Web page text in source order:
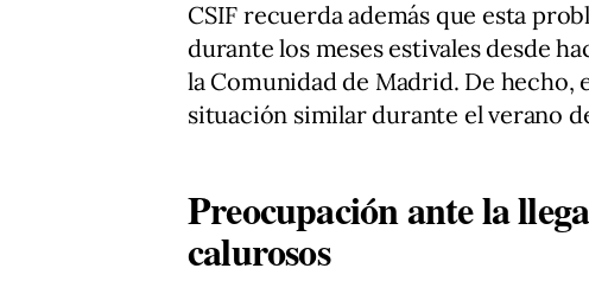
CSIF recuerda además que esta
durante los meses estivales desde
la Comunidad de Madrid. De hecho,
situación similar durante el verano
Preocupación ante la
calurosos